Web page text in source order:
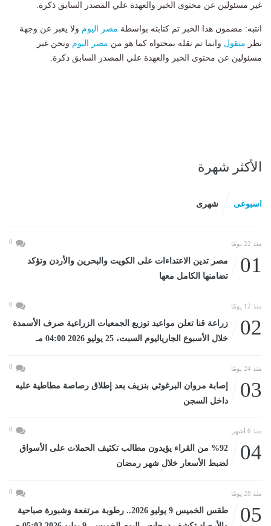
غير مسئولين عن محتوى الخبر والعهدة علي المصدر السابق ذكرة.
انتبه: مضمون هذا الخبر تم كتابته بواسطة مصر اليوم ولا يعبر عن وجهة
نظر منقول وانما تم نقله بمحتواه كما هو من مصر اليوم ونحن غير
مسئولين عن محتوى الخبر والعهدة علي المصدر السابق ذكرة.
الأكثر شهرة
اسبوعى شهرى
منذ 22 يومًا 0
01
مصر تدين الاعتداءات على الكويت والبحرين والأردن وتؤكد
تضامنها الكامل معها
منذ 12 يومًا 0
02
زراعة قنا تعلن مواعيد توزيع الجمعيات الزراعية صرف الأسمدة
خلال الأسبوع الجارياليوم السبت، 25 يوليو 2026 04:00 مـ
منذ 24 يومًا 0
03
إصابة مروان البرغوثي بنزيف بعد إطلاق رصاصة مطاطية عليه
داخل السجن
منذ 6 أشهر 0
04
%92 من القراء يؤيدون مطالب تكثيف الحملات على الأسواق
لضبط الأسعار خلال شهر رمضان
منذ 28 يومًا 0
05
طقس الخميس 9 يوليو 2026.. رطوبة مرتفعة وشبورة صباحية